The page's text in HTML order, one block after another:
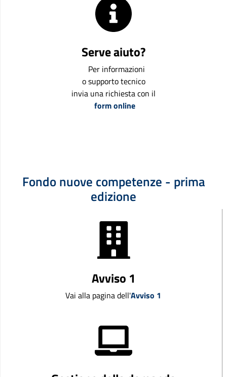
Serve aiuto?
Per informazioni
o supporto tecnico
invia una richiesta con il
form online
Fondo nuove competenze - prima
edizione
Avviso 1
Vai alla pagina dell'Avviso 1